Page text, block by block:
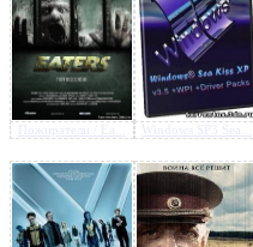
Предлагаем
Медиум /
DVDRip»
Пожиратели / Ea... Windows SP3 Sea...